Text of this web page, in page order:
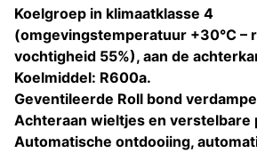
Koelgroep in klimaatklasse 4
(omgevingstemperatuur +30°C –
vochtigheid 55%), aan de
Koelmiddel: R600a.
Geventileerde Roll bond
Achteraan wieltjes en verstelbare
Automatische ontdooiing,